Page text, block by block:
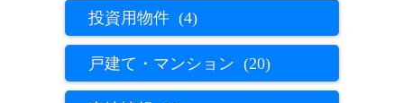
投資用物件 (4)
戸建て・マンション (20)